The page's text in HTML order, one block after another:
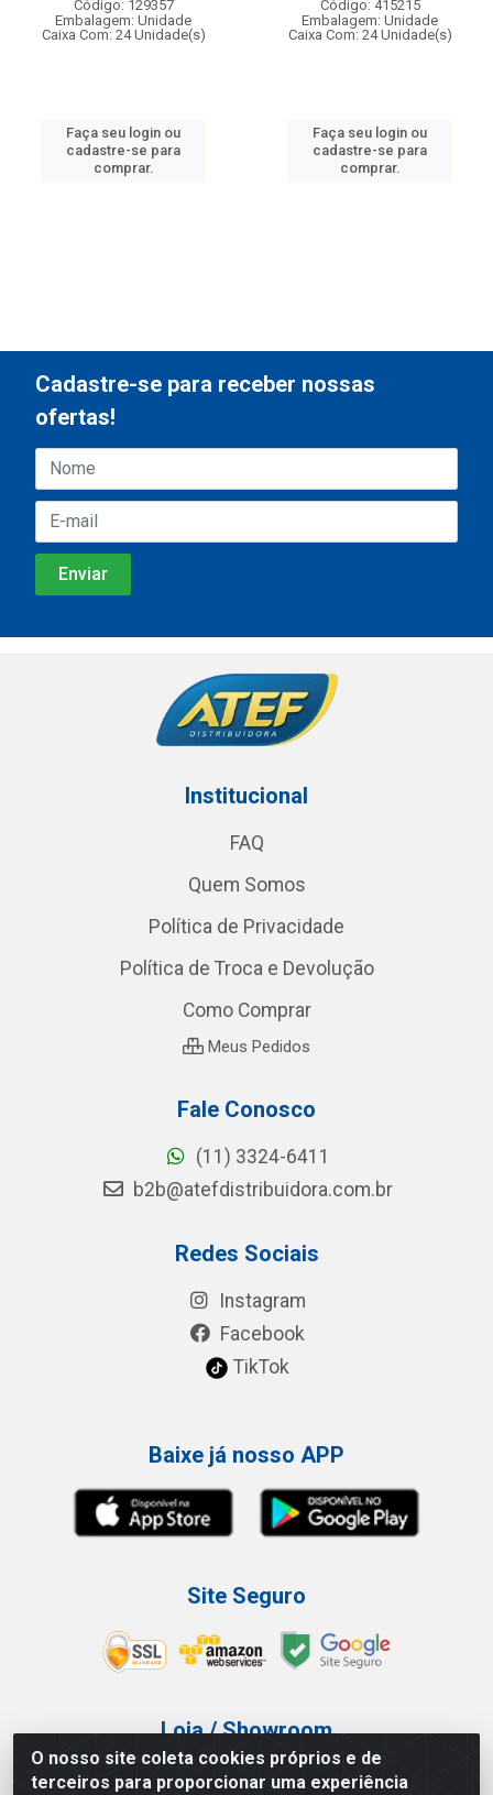
Código: 129357
Embalagem: Unidade
Caixa Com: 24 Unidade(s)
Faça seu login ou
cadastre-se para
comprar.
Código: 415215
Embalagem: Unidade
Caixa Com: 24 Unidade(s)
Faça seu login ou
cadastre-se para
comprar.
O nosso site coleta cookies próprios e de
terceiros para proporcionar uma experiência
Cadastre-se para receber nossas
ofertas!
Institucional
FAQ
Quem Somos
Política de Privacidade
Política de Troca e Devolução
Como Comprar
Meus Pedidos
Fale Conosco
(11) 3324-6411
b2b@atefdistribuidora.com.br
Redes Sociais
Instagram
Facebook
TikTok
Baixe já nosso APP
Site Seguro
Loja / Showroom
Tel.: (11) 3227-0546